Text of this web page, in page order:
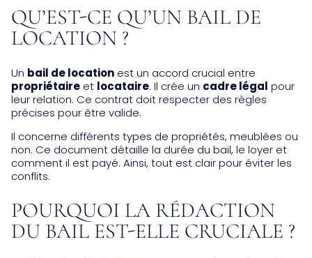
QU’EST-CE QU’UN BAIL DE
LOCATION ?
Un bail de location est un accord crucial entre
propriétaire et locataire. Il crée un cadre légal pour
leur relation. Ce contrat doit respecter des règles
précises pour être valide.
Il concerne différents types de propriétés, meublées ou
non. Ce document détaille la durée du bail, le loyer et
comment il est payé. Ainsi, tout est clair pour éviter les
conflits.
POURQUOI LA RÉDACTION
DU BAIL EST-ELLE CRUCIALE ?